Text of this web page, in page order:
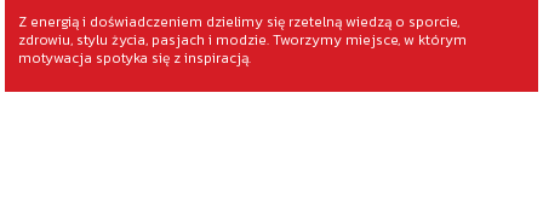
Z energią i doświadczeniem dzielimy się rzetelną wiedzą o sporcie,
zdrowiu, stylu życia, pasjach i modzie. Tworzymy miejsce, w którym
motywacja spotyka się z inspiracją.